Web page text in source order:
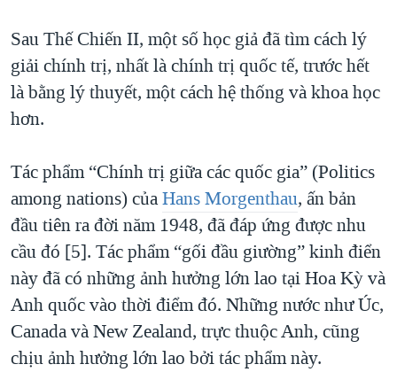
Sau Thế Chiến II, một số học giả đã tìm cách lý
giải chính trị, nhất là chính trị quốc tế, trước hết
là bằng lý thuyết, một cách hệ thống và khoa học
hơn.
Tác phẩm “Chính trị giữa các quốc gia” (Politics
among nations) củaHans Morgenthau, ấn bản
đầu tiên ra đời năm 1948, đã đáp ứng được nhu
cầu đó [5]. Tác phẩm “gối đầu giường” kinh điển
này đã có những ảnh hưởng lớn lao tại Hoa Kỳ và
Anh quốc vào thời điểm đó. Những nước như Úc,
Canada và New Zealand, trực thuộc Anh, cũng
chịu ảnh hưởng lớn lao bởi tác phẩm này.